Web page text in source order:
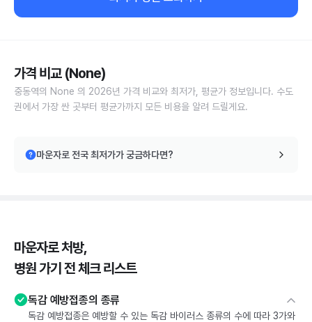
가격 비교 (None)
중동역의 None 의 2026년 가격 비교와 최저가, 평균가 정보입니다. 수도
권에서 가장 싼 곳부터 평균가까지 모든 비용을 알려 드릴게요.
마운자로 전국 최저가가 궁금하다면?
마운자로 처방,
병원 가기 전 체크 리스트
독감 예방접종의 종류
독감 예방접종은 예방할 수 있는 독감 바이러스 종류의 수에 따라 3가와